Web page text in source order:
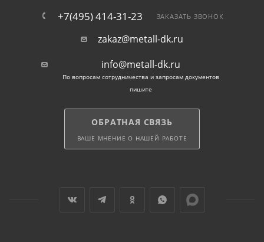
+7(495) 414-31-23 ЗАКАЗАТЬ ЗВОНОК
zakaz@metall-dk.ru
info@metall-dk.ru
По вопросам сотрудничества и запросам документов
пишите
ОБРАТНАЯ СВЯЗЬ
ВАШЕ МНЕНИЕ О НАШЕЙ РАБОТЕ